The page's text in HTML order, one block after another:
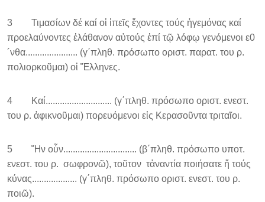
3 Τιμασίων δέ καί οἱ ἱπεῖς ἔχοντες τούς ἡγεμόνας καί
προελαύνοντες ἐλάθανον αὐτούς ἐπί τῷ λόφῳ γενόμενοι ε0
´νθα...................... (γ΄πληθ. πρόσωπο οριστ. παρατ. του ρ.
πολιορκοῦμαι) οἱ Ἕλληνες.
4 Καί............................ (γ΄πληθ. πρόσωπο οριστ. ενεστ.
του ρ. ἀφικνοῦμαι) πορευόμενοι εἰς Κερασοῦντα τριταῖοι.
5 Ἤν οὖν............................... (β΄πληθ. πρόσωπο υποτ.
ενεστ. του ρ. σωφρονῶ), τοῦτον τἀναντία ποιήσατε ἤ τούς
κύνας................... (γ΄πληθ. πρόσωπο οριστ. ενεστ. του ρ.
ποιῶ).